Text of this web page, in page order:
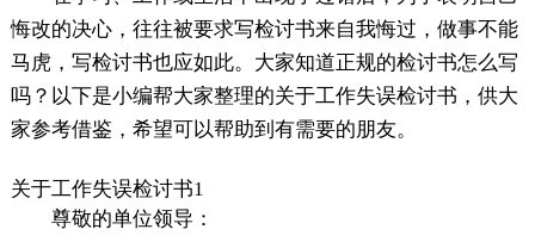
悔改的决心，往往被要求写检讨书来自我悔过，做事不能
马虎，写检讨书也应如此。大家知道正规的检讨书怎么写
吗？以下是小编帮大家整理的关于工作失误检讨书，供大
家参考借鉴，希望可以帮助到有需要的朋友。
关于工作失误检讨书1
尊敬的单位领导：